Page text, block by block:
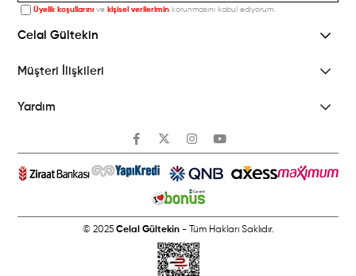
Üyelik koşullarını ve kişisel verilerimin korunmasını kabul ediyorum.
Celal Gültekin
Müşteri İlişkileri
Yardım
© 2025Celal Gültekin- Tüm Hakları Saklıdır.